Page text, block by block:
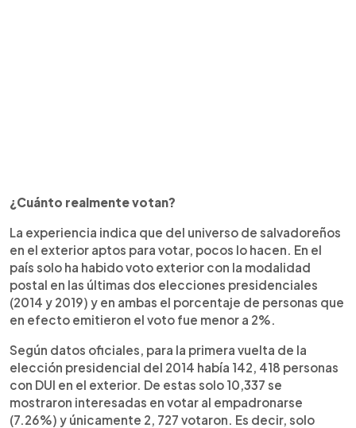
¿Cuánto realmente votan?
La experiencia indica que del universo de salvadoreños
en el exterior aptos para votar, pocos lo hacen. En el
país solo ha habido voto exterior con la modalidad
postal en las últimas dos elecciones presidenciales
(2014 y 2019) y en ambas el porcentaje de personas que
en efecto emitieron el voto fue menor a 2%.
Según datos oficiales, para la primera vuelta de la
elección presidencial del 2014 había 142, 418 personas
con DUI en el exterior. De estas solo 10,337 se
mostraron interesadas en votar al empadronarse
(7.26%) y únicamente 2, 727 votaron. Es decir, solo